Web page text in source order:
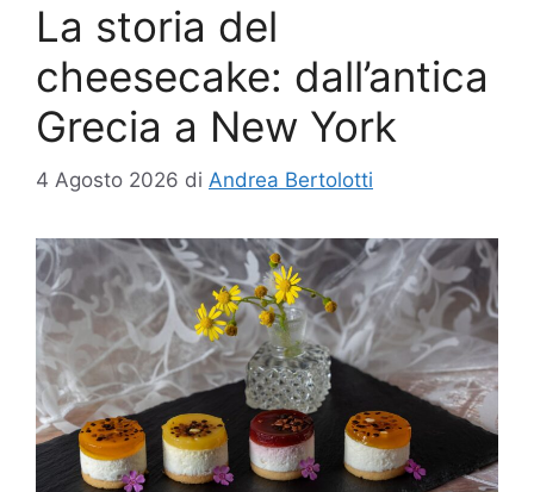
La storia del
cheesecake: dall’antica
Grecia a New York
4 Agosto 2026 di Andrea Bertolotti